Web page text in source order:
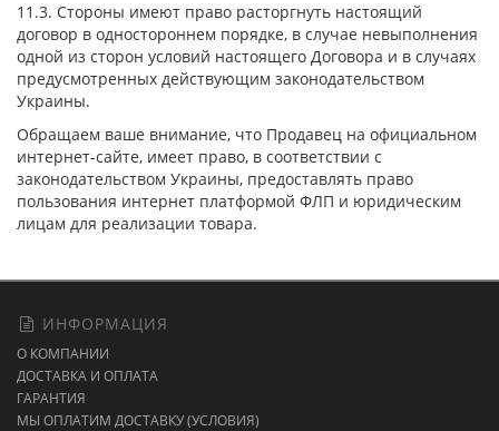
11.3. Стороны имеют право расторгнуть настоящий
договор в одностороннем порядке, в случае невыполнения
одной из сторон условий настоящего Договора и в случаях
предусмотренных действующим законодательством
Украины.
Обращаем ваше внимание, что Продавец на официальном
интернет-сайте, имеет право, в соответствии с
законодательством Украины, предоставлять право
пользования интернет платформой ФЛП и юридическим
лицам для реализации товара.
ИНФОРМАЦИЯ
О КОМПАНИИ
ДОСТАВКА И ОПЛАТА
ГАРАНТИЯ
МЫ ОПЛАТИМ ДОСТАВКУ (УСЛОВИЯ)